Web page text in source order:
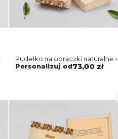
Pudełko na obrączki naturalne -
Retro Style Motyw 1
Personalizuj od73,00 zł